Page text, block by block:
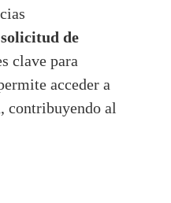
solicitud de
clave para
acceder a
contribuyendo al